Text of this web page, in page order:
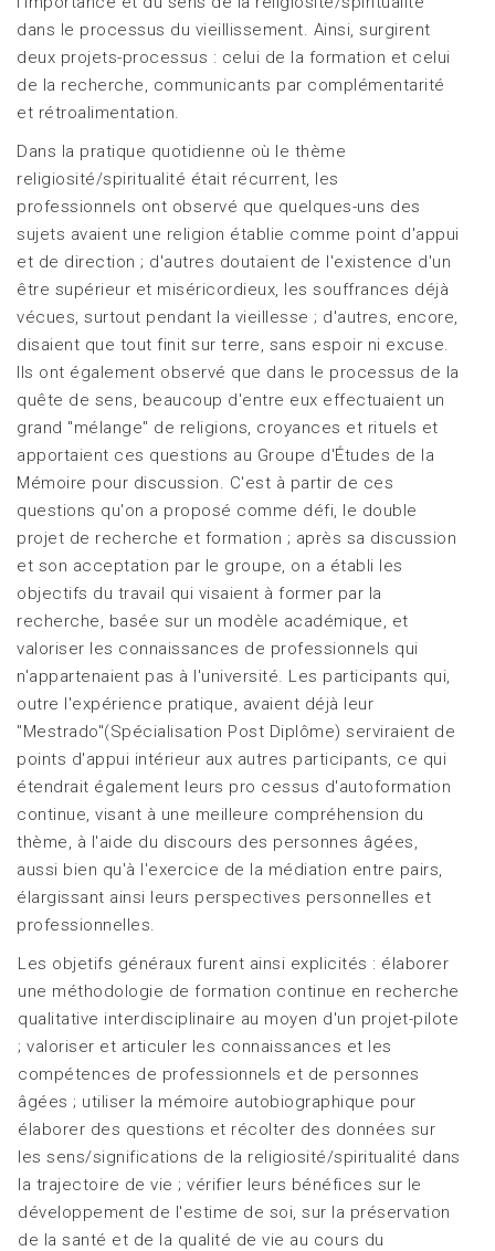
dans le processus du vieillissement. Ainsi, surgirent
deux projets-processus : celui de la formation et celui
de la recherche, communicants par complémentarité
et rétroalimentation.
Dans la pratique quotidienne où le thème
religiosité/spiritualité était récurrent, les
professionnels ont observé que quelques-uns des
sujets avaient une religion établie comme point d'appui
et de direction ; d'autres doutaient de l'existence d'un
être supérieur et miséricordieux, les souffrances déjà
vécues, surtout pendant la vieillesse ; d'autres, encore,
disaient que tout finit sur terre, sans espoir ni excuse.
Ils ont également observé que dans le processus de la
quête de sens, beaucoup d'entre eux effectuaient un
grand "mélange" de religions, croyances et rituels et
apportaient ces questions au Groupe d'Études de la
Mémoire pour discussion. C'est à partir de ces
questions qu'on a proposé comme défi, le double
projet de recherche et formation ; après sa discussion
et son acceptation par le groupe, on a établi les
objectifs du travail qui visaient à former par la
recherche, basée sur un modèle académique, et
valoriser les connaissances de professionnels qui
n'appartenaient pas à l'université. Les participants qui,
outre l'expérience pratique, avaient déjà leur
"Mestrado"(Spécialisation Post Diplôme) serviraient de
points d'appui intérieur aux autres participants, ce qui
étendrait également leurs pro cessus d'autoformation
continue, visant à une meilleure compréhension du
thème, à l'aide du discours des personnes âgées,
aussi bien qu'à l'exercice de la médiation entre pairs,
élargissant ainsi leurs perspectives personnelles et
professionnelles.
Les objetifs généraux furent ainsi explicités : élaborer
une méthodologie de formation continue en recherche
qualitative interdisciplinaire au moyen d'un projet-pilote
; valoriser et articuler les connaissances et les
compétences de professionnels et de personnes
âgées ; utiliser la mémoire autobiographique pour
élaborer des questions et récolter des données sur
les sens/significations de la religiosité/spiritualité dans
la trajectoire de vie ; vérifier leurs bénéfices sur le
développement de l'estime de soi, sur la préservation
de la santé et de la qualité de vie au cours du